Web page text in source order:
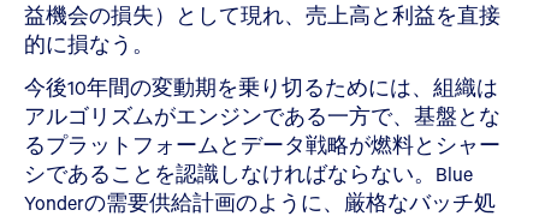
益機会の損失）として現れ、売上高と利益を直接
的に損なう。
今後10年間の変動期を乗り切るためには、組織は
アルゴリズムがエンジンである一方で、基盤とな
るプラットフォームとデータ戦略が燃料とシャー
シであることを認識しなければならない。Blue
Yonderの需要供給計画のように、厳格なバッチ処